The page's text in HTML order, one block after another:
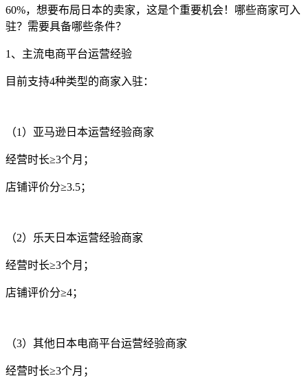
60%，想要布局日本的卖家，这是个重要机会！哪些商家可入
驻？需要具备哪些条件？
1、主流电商平台运营经验
目前支持4种类型的商家入驻：
（1）亚马逊日本运营经验商家
经营时长≥3个月；
店铺评价分≥3.5；
（2）乐天日本运营经验商家
经营时长≥3个月；
店铺评价分≥4；
（3）其他日本电商平台运营经验商家
经营时长≥3个月；